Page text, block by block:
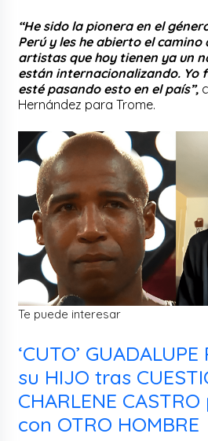
“He sido la pionera en el
Perú y les he abierto el camino
artistas que hoy tienen ya un
están internacionalizando. Yo
esté pasando esto en el país”,
Hernández para Trome.
Te puede interesar
‘CUTO’
su HIJO tras
CHARLENE
con OTRO HOMBRE